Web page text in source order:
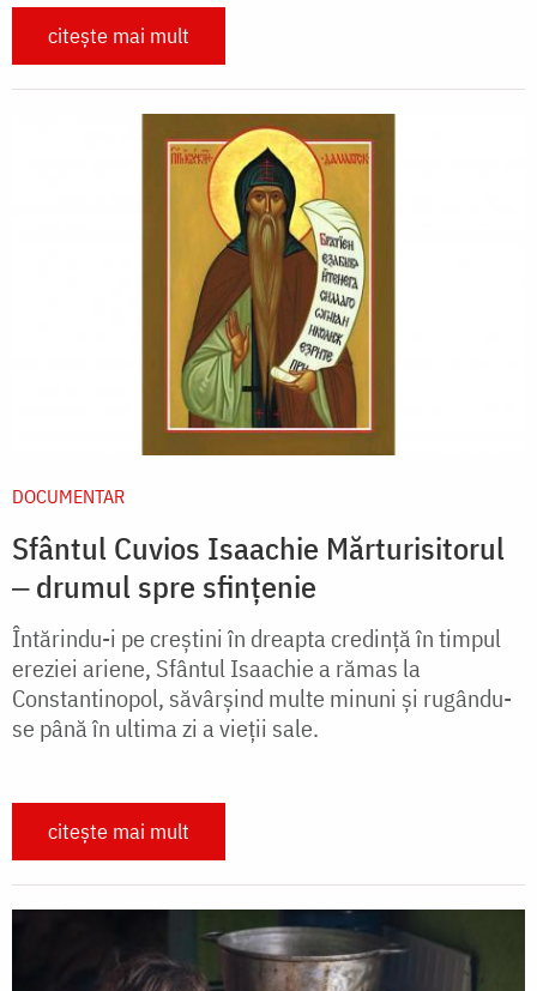
citește mai mult
DOCUMENTAR
Sfântul Cuvios Isaachie Mărturisitorul
‒ drumul spre sfințenie
Întărindu-i pe creștini în dreapta credință în timpul
ereziei ariene, Sfântul Isaachie a rămas la
Constantinopol, săvârșind multe minuni și rugându-
se până în ultima zi a vieții sale.
citește mai mult